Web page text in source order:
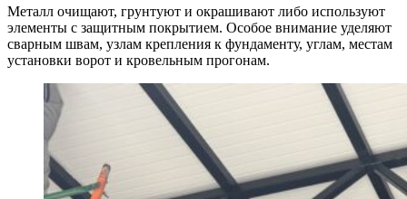
Металл очищают, грунтуют и окрашивают либо используют
элементы с защитным покрытием. Особое внимание уделяют
сварным швам, узлам крепления к фундаменту, углам, местам
установки ворот и кровельным прогонам.